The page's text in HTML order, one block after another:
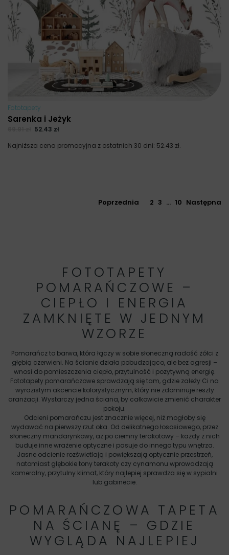
Fototapety
Sarenka i Jeżyk
52.43 zł
Najniższa cena promocyjna z ostatnich 30 dni: 52.43 zł.
Poprzednia 2 3 … 10 Następna
FOTOTAPETY
POMARAŃCZOWE –
CIEPŁO I ENERGIA
ZAMKNIĘTE W JEDNYM
WZORZE
Pomarańcz to barwa, która łączy w sobie słoneczną radość żółci z
głębią czerwieni. Na ścianie działa pobudzająco, ale bez agresji –
wnosi do pomieszczenia ciepło, przytulność i pozytywną energię.
Fototapety pomarańczowe sprawdzają się tam, gdzie zależy Ci na
wyrazistym akcencie kolorystycznym, który nie zdominuje reszty
aranżacji. Wystarczy jedna ściana, by całkowicie zmienić charakter
pokoju.
Odcieni pomarańczu jest znacznie więcej, niż mogłoby się
wydawać na pierwszy rzut oka. Od delikatnego łososiowego, przez
słoneczny mandarynkowy, aż po ciemny terakotowy – każdy z nich
buduje inne wrażenie optyczne i pasuje do innego typu wnętrza.
Jasne odcienie rozświetlają i powiększają optycznie przestrzeń,
natomiast głębokie tony terakoty czy cynamonu wprowadzają
kameralny, przytulny klimat, który najlepiej sprawdza się w sypialni
lub gabinecie.
POMARAŃCZOWA TAPETA
NA ŚCIANĘ – GDZIE
WYGLĄDA NAJLEPIEJ